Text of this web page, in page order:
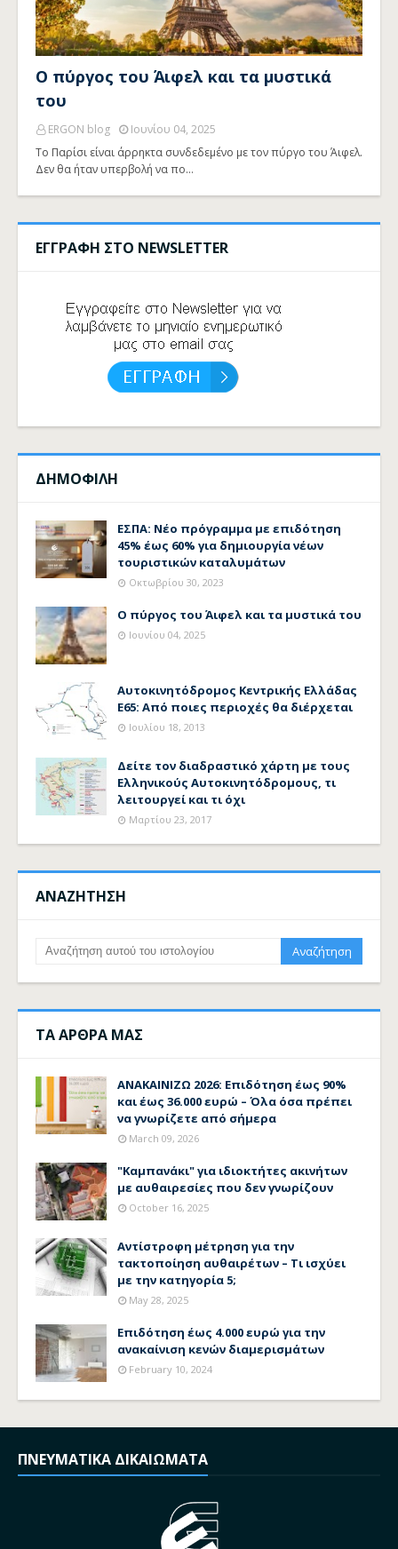
Ο πύργος του Άιφελ και τα μυστικά
του
ERGON blog
Ιουνίου 04, 2025
Το Παρίσι είναι άρρηκτα συνδεδεμένο με τον πύργο του Άιφελ.
Δεν θα ήταν υπερβολή να πο…
ΕΓΓΡΑΦΗ ΣΤΟ NEWSLETTER
ΔΗΜΟΦΙΛΗ
ΕΣΠΑ: Νέο πρόγραμμα με επιδότηση
45% έως 60% για δημιουργία νέων
τουριστικών καταλυμάτων
Οκτωβρίου 30, 2023
Ο πύργος του Άιφελ και τα μυστικά του
Ιουνίου 04, 2025
Αυτοκινητόδρομος Κεντρικής Ελλάδας
Ε65: Από ποιες περιοχές θα διέρχεται
Ιουλίου 18, 2013
Δείτε τον διαδραστικό χάρτη με τους
Ελληνικούς Αυτοκινητόδρομους, τι
λειτουργεί και τι όχι
Μαρτίου 23, 2017
ΑΝΑΖΗΤΗΣΗ
ΤΑ ΑΡΘΡΑ ΜΑΣ
ΑΝΑΚΑΙΝΙΖΩ 2026: Επιδότηση έως 90%
και έως 36.000 ευρώ – Όλα όσα πρέπει
να γνωρίζετε από σήμερα
March 09, 2026
"Καμπανάκι" για ιδιοκτήτες ακινήτων
με αυθαιρεσίες που δεν γνωρίζουν
October 16, 2025
Αντίστροφη μέτρηση για την
τακτοποίηση αυθαιρέτων – Τι ισχύει
με την κατηγορία 5;
May 28, 2025
Επιδότηση έως 4.000 ευρώ για την
ανακαίνιση κενών διαμερισμάτων
February 10, 2024
ΠΝΕΥΜΑΤΙΚΑ ΔΙΚΑΙΩΜΑΤΑ